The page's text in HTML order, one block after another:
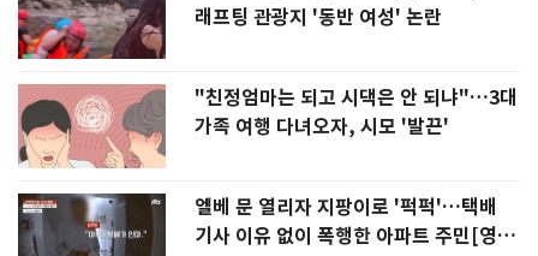
래프팅 관광지 '동반 여성' 논란
"친정엄마는 되고 시댁은 안 되냐"…3대
가족 여행 다녀오자, 시모 '발끈'
엘베 문 열리자 지팡이로 '퍽퍽'…택배
기사 이유 없이 폭행한 아파트 주민[영